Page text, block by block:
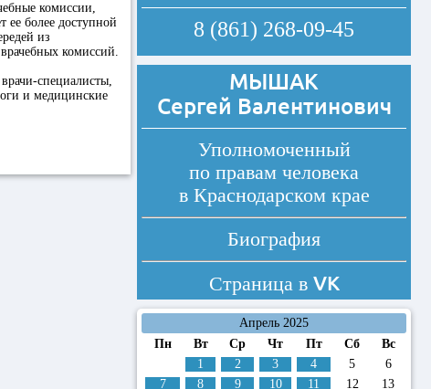
комиссии,
ее более доступной
из
комиссий.
специалисты,
и медицинские
8 (861) 268-09-45
МЫШАК
Сергей Валентинович
Уполномоченный
по правам человека
в Краснодарском крае
Биография
Страница в VK
Апрель 2025
Пн
Вт Ср Чт Пт Сб
Вс
1
2 3 4 5
6
7
8 9 10 11 12 13